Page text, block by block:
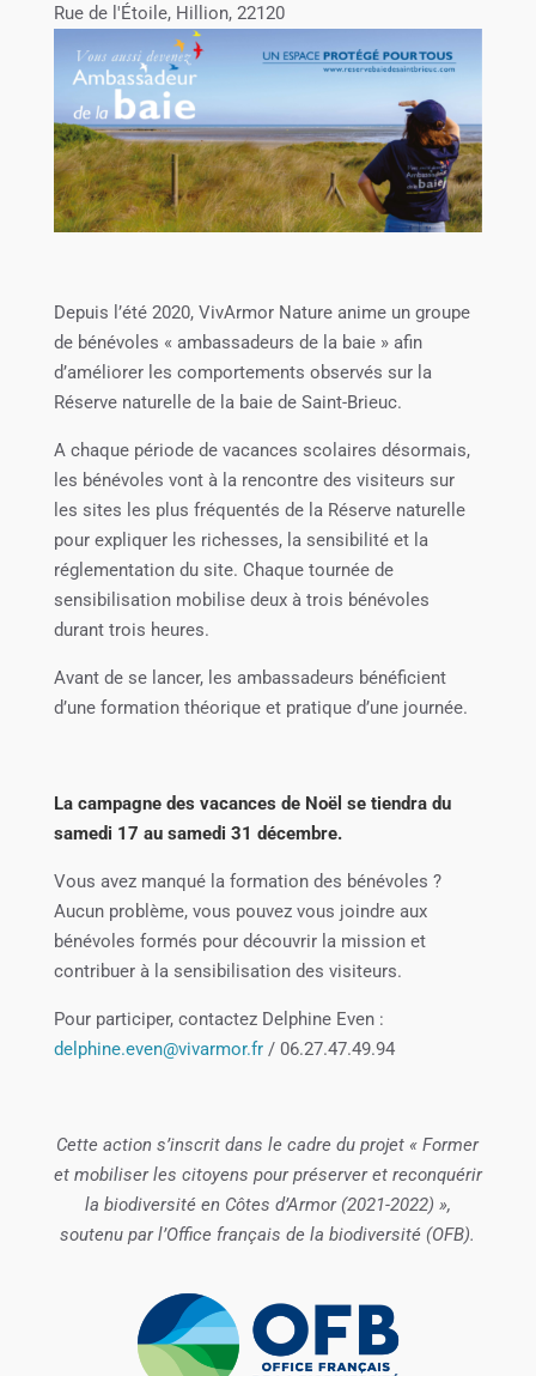
Rue de l'Étoile, Hillion, 22120
Depuis l’été 2020, VivArmor Nature anime un groupe
de bénévoles « ambassadeurs de la baie » afin
d’améliorer les comportements observés sur la
Réserve naturelle de la baie de Saint-Brieuc.
A chaque période de vacances scolaires désormais,
les bénévoles vont à la rencontre des visiteurs sur
les sites les plus fréquentés de la Réserve naturelle
pour expliquer les richesses, la sensibilité et la
réglementation du site. Chaque tournée de
sensibilisation mobilise deux à trois bénévoles
durant trois heures.
Avant de se lancer, les ambassadeurs bénéficient
d’une formation théorique et pratique d’une journée.
La campagne des vacances de Noël se tiendra du
samedi 17 au samedi 31 décembre.
Vous avez manqué la formation des bénévoles ?
Aucun problème, vous pouvez vous joindre aux
bénévoles formés pour découvrir la mission et
contribuer à la sensibilisation des visiteurs.
Pour participer, contactez Delphine Even :
delphine.even@vivarmor.fr/ 06.27.47.49.94
Cette action s’inscrit dans le cadre du projet « Former
et mobiliser les citoyens pour préserver et reconquérir
la biodiversité en Côtes d’Armor (2021-2022) »,
soutenu par l’Office français de la biodiversité (OFB).